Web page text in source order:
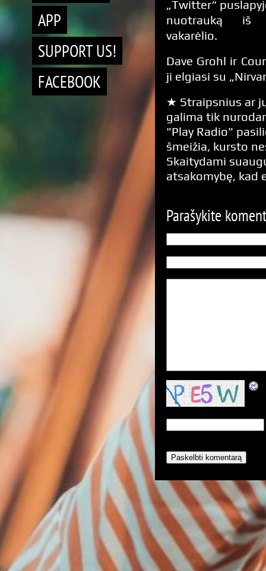
APP
SUPPORT US!
FACEBOOK
„Twitter“
nuotrauką iš
vakarėlio.
Dave Grohl ir
ji elgiasi su
★ Straipsnius ar
galima tik
"Play Radio"
šmeižia, kursto
Skaitydami
atsakomybę, kad
Parašykite